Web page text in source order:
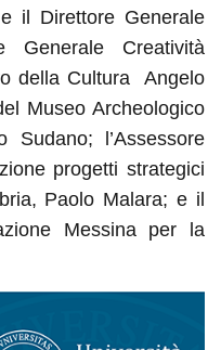
il Direttore Generale
Generale Creatività
della Cultura Angelo
Museo Archeologico
Sudano; l’Assessore
progetti strategici
Paolo Malara; e il
Messina per la